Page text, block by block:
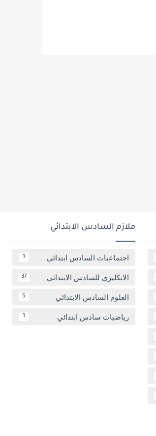
ملازم السادس الابتدائي
اجتماعيات السادس ابتدائي 1
الانكليزي للسادس الابتدائي 37
العلوم السادس الابتدائي 5
رياضيات سادس ابتدائي 1